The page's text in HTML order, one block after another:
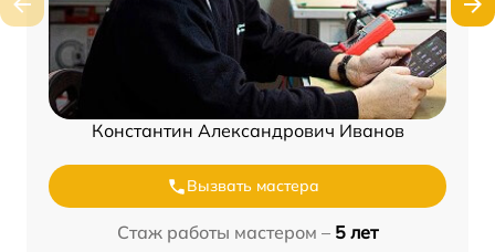
Константин Александрович Иванов
Вызвать мастера
Стаж работы мастером – 5 лет